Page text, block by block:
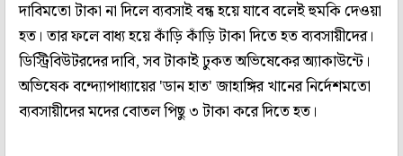
দাবিমতো টাকা না দিলে ব্যবসাই বন্ধ হয়ে যাবে বলেই হুমকি দেওয়া
হত। তার ফলে বাধ্য হয়ে কাঁড়ি কাঁড়ি টাকা দিতে হত ব্যবসায়ীদের।
ডিস্ট্রিবিউটরদের দাবি, সব টাকাই ঢুকত অভিষেকের অ্যাকাউন্টে।
অভিষেক বন্দ্যোপাধ্যায়ের 'ডান হাত' জাহাঙ্গির খানের নির্দেশমতো
ব্যবসায়ীদের মদের বোতল পিছু ৩ টাকা করে দিতে হত।